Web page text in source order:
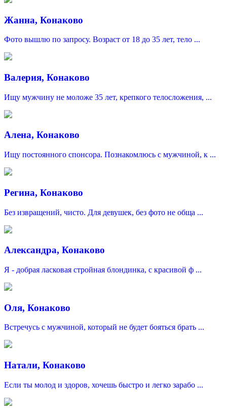
Жанна, Конаково
Фото вышлю по запросу. Возраст от 18 до 35 лет, тело ...
Валерия, Конаково
Ищу мужчину не моложе 35 лет, крепкого телосложения, ...
Алена, Конаково
Ищу постоянного спонсора. Познакомлюсь с мужчиной, к ...
Регина, Конаково
Без извращений, чисто. Для девушек, без фото не обща ...
Александра, Конаково
Я - добрая ласковая стройная блондинка, с красивой ф ...
Оля, Конаково
Встречусь с мужчиной, который не будет бояться брать ...
Натали, Конаково
Если ты молод и здоров, хочешь быстро и легко зарабо ...